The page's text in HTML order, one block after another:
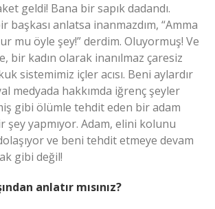
geldi! Bana bir sapık dadandı.
başkası anlatsa inanmazdım, “Amma
mu öyle şey!” derdim. Oluyormuş! Ve
bir kadın olarak inanılmaz çaresiz
sistemimiz içler acısı. Beni aylardır
medyada hakkımda iğrenç şeyler
gibi ölümle tehdit eden bir adam
şey yapmıyor. Adam, elini kolunu
ve beni tehdit etmeye devam
gibi değil!
anlatır mısınız?